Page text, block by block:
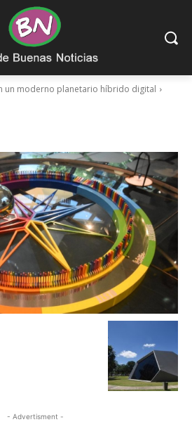
un moderno planetario híbrido digital
- Advertisment -